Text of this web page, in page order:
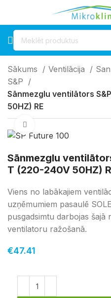
Sākums Ventilācija
S&P
Sānmezglu ventilātors
50HZ) RE
Sānmezglu
T (220-240V 50HZ)
Viens no labākajiem
uzņēmumiem pasaulē
pusgadsimtu darbojas šajā
ventilatoru ražošanā.
€47.41